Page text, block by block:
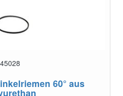
60° aus